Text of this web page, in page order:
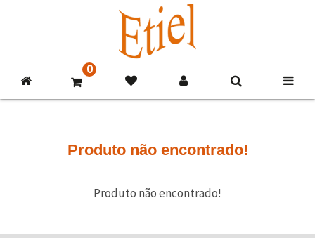
0
Produto não encontrado!
Produto não encontrado!